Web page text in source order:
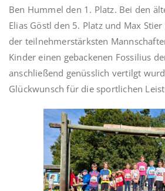
Ben Hummel den 1. Platz. Bei den
Elias Göstl den 5. Platz und Max
der teilnehmerstärksten
Kinder einen gebackenen Fossilius
anschließend genüsslich vertilgt
Glückwunsch für die sportlichen